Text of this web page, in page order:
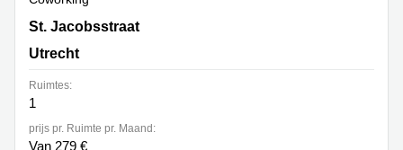
St. Jacobsstraat 123- 135, Utrecht
St. Jacobsstraat
Utrecht
Ruimtes:
1
prijs pr. Ruimte pr. Maand:
Van 279 €